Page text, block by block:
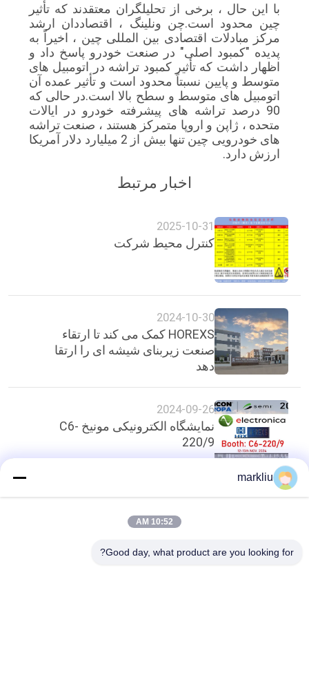
با این حال ، برخی از تحلیلگران معتقدند که تأثیر
چین محدود است.چن ونلینگ ، اقتصاددان ارشد
مرکز مبادلات اقتصادی بین المللی چین ، اخیراً به
پدیده "کمبود اصلی" در صنعت خودرو پاسخ داد و
اظهار داشت که تأثیر کمبود تراشه در اتومبیل های
متوسط ​​و پایین نسبتاً محدود است و تأثیر عمده آن
اتومبیل های متوسط ​​و سطح بالا است.در حالی که
90 درصد تراشه های پیشرفته خودرو در ایالات
متحده ، ژاپن و اروپا متمرکز هستند ، صنعت تراشه
های خودرویی چین تنها بیش از 2 میلیارد دلار آمریکا
ارزش دارد.
اخبار مرتبط
2025-10-31
کنترل محیط شرکت
2024-10-30
HOREXS کمک می کند تا ارتقاء
صنعت زیربنای شیشه ای را ارتقا
دهد
2024-09-26
نمایشگاه الکترونیکی مونیخ C6-
220/9
بالا
markliu
10:52 AM
Good day, what product are you looking for?